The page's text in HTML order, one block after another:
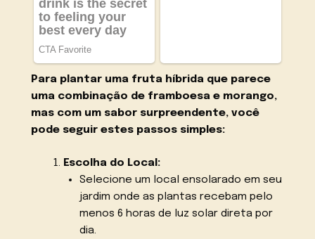
Para plantar uma fruta híbrida que parece
uma combinação de framboesa e morango,
mas com um sabor surpreendente, você
pode seguir estes passos simples:
Escolha do Local:
Selecione um local ensolarado em seu
jardim onde as plantas recebam pelo
menos 6 horas de luz solar direta por
dia.